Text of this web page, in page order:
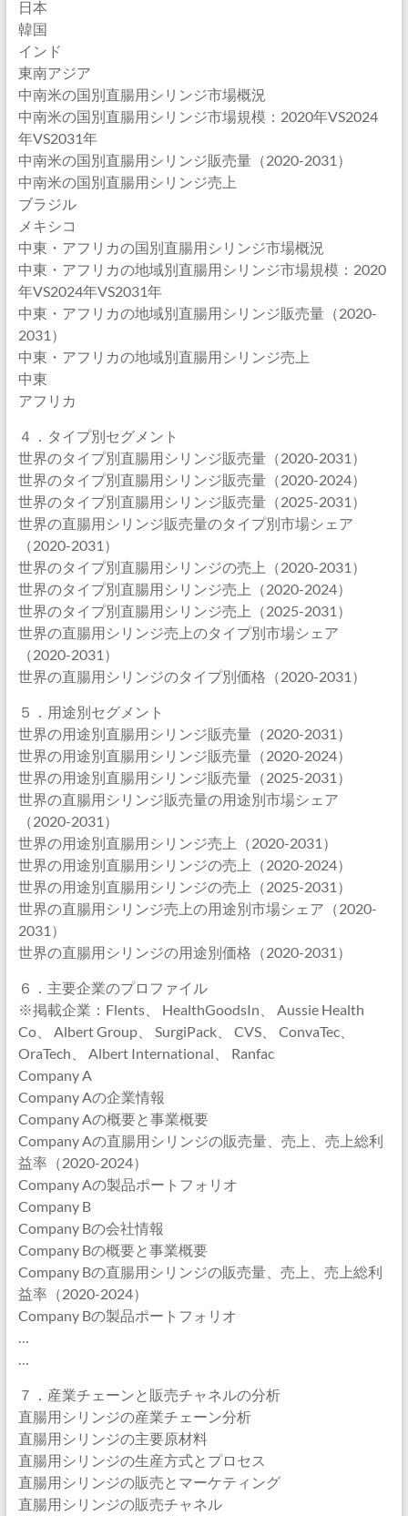
日本
韓国
インド
東南アジア
中南米の国別直腸用シリンジ市場概況
中南米の国別直腸用シリンジ市場規模：2020年VS2024
年VS2031年
中南米の国別直腸用シリンジ販売量（2020-2031）
中南米の国別直腸用シリンジ売上
ブラジル
メキシコ
中東・アフリカの国別直腸用シリンジ市場概況
中東・アフリカの地域別直腸用シリンジ市場規模：2020
年VS2024年VS2031年
中東・アフリカの地域別直腸用シリンジ販売量（2020-
2031）
中東・アフリカの地域別直腸用シリンジ売上
中東
アフリカ
４．タイプ別セグメント
世界のタイプ別直腸用シリンジ販売量（2020-2031）
世界のタイプ別直腸用シリンジ販売量（2020-2024）
世界のタイプ別直腸用シリンジ販売量（2025-2031）
世界の直腸用シリンジ販売量のタイプ別市場シェア
（2020-2031）
世界のタイプ別直腸用シリンジの売上（2020-2031）
世界のタイプ別直腸用シリンジ売上（2020-2024）
世界のタイプ別直腸用シリンジ売上（2025-2031）
世界の直腸用シリンジ売上のタイプ別市場シェア
（2020-2031）
世界の直腸用シリンジのタイプ別価格（2020-2031）
５．用途別セグメント
世界の用途別直腸用シリンジ販売量（2020-2031）
世界の用途別直腸用シリンジ販売量（2020-2024）
世界の用途別直腸用シリンジ販売量（2025-2031）
世界の直腸用シリンジ販売量の用途別市場シェア
（2020-2031）
世界の用途別直腸用シリンジ売上（2020-2031）
世界の用途別直腸用シリンジの売上（2020-2024）
世界の用途別直腸用シリンジの売上（2025-2031）
世界の直腸用シリンジ売上の用途別市場シェア（2020-
2031）
世界の直腸用シリンジの用途別価格（2020-2031）
６．主要企業のプロファイル
※掲載企業：Flents、 HealthGoodsIn、 Aussie Health
Co、 Albert Group、 SurgiPack、 CVS、 ConvaTec、
OraTech、 Albert International、 Ranfac
Company A
Company Aの企業情報
Company Aの概要と事業概要
Company Aの直腸用シリンジの販売量、売上、売上総利
益率（2020-2024）
Company Aの製品ポートフォリオ
Company B
Company Bの会社情報
Company Bの概要と事業概要
Company Bの直腸用シリンジの販売量、売上、売上総利
益率（2020-2024）
Company Bの製品ポートフォリオ
…
…
７．産業チェーンと販売チャネルの分析
直腸用シリンジの産業チェーン分析
直腸用シリンジの主要原材料
直腸用シリンジの生産方式とプロセス
直腸用シリンジの販売とマーケティング
直腸用シリンジの販売チャネル